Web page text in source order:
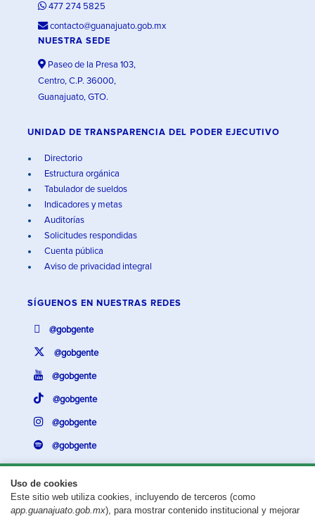
Uso de cookies
Este sitio web utiliza cookies, incluyendo de terceros (como
app.guanajuato.gob.mx), para mostrar contenido institucional y mejorar
477 274 5825
contacto@guanajuato.gob.mx
NUESTRA SEDE
Paseo de la Presa 103,
Centro, C.P. 36000,
Guanajuato, GTO.
UNIDAD DE TRANSPARENCIA DEL PODER EJECUTIVO
Directorio
Estructura orgánica
Tabulador de sueldos
Indicadores y metas
Auditorías
Solicitudes respondidas
Cuenta pública
Aviso de privacidad integral
SÍGUENOS EN NUESTRAS REDES
@gobgente
@gobgente
@gobgente
@gobgente
@gobgente
@gobgente
¿Existe algún problema con esta página?Repórtalo aquí.